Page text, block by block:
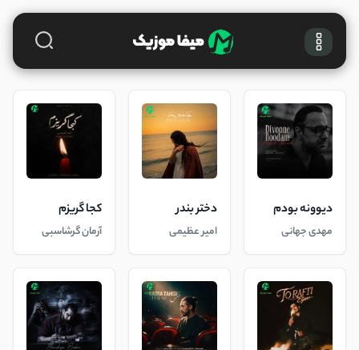
دیوونه بودم
مهدی جهانی
دختر بندر
امیر عظیمی
کجا گریزم
آرمان گرشاسبی